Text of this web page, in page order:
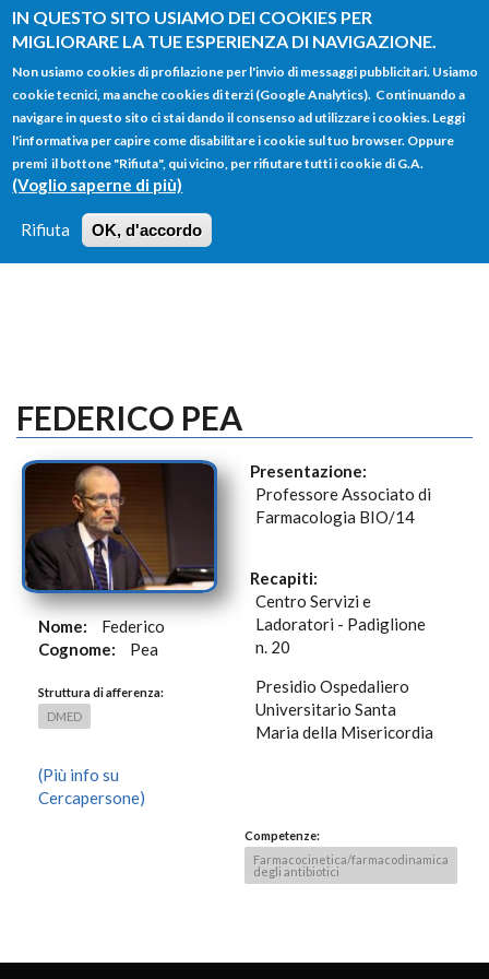
IN QUESTO SITO USIAMO DEI COOKIES PER
MIGLIORARE LA TUE ESPERIENZA DI NAVIGAZIONE.
Non usiamo cookies di profilazione per l'invio di messaggi pubblicitari. Usiamo
cookie tecnici, ma anche cookies di terzi (Google Analytics). Continuando a
navigare in questo sito ci stai dando il consenso ad utilizzare i cookies. Leggi
l'informativa per capire come disabilitare i cookie sul tuo browser. Oppure
premi il bottone "Rifiuta", qui vicino, per rifiutare tutti i cookie di G.A.
(Voglio saperne di più)
Rifiuta OK, d'accordo
Salta al contenuto principale
FORM
DI
RICERCA
Main menu
HOME TUTTI I PROFILI
LOGIN
FEDERICO PEA
Nome:
Federico
Cognome:
Pea
Struttura di afferenza:
DMED
(Più info su
Cercapersone)
Presentazione:
Professore Associato di
Farmacologia BIO/14
Recapiti:
Centro Servizi e
Ladoratori - Padiglione
n. 20
Presidio Ospedaliero
Universitario Santa
Maria della Misericordia
Competenze:
Farmacocinetica/farmacodinamica
degli antibiotici